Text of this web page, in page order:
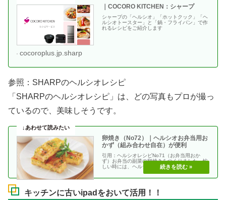
｜COCORO KITCHEN：シャープ
シャープの「ヘルシオ」「ホットクック」「ヘ
ルシオトースター」と「鍋・フライパン」で作
れるレシピをご紹介します
cocoroplus.jp.sharp
参照：SHARPのヘルシオレシピ
「SHARPのヘルシオレシピ」は、どの写真もプロが撮っ
ているので、美味しそうです。
卵焼き（No72）｜ヘルシオお弁当用お
かず（組み合わせ自在）が便利
引用：ヘルシオレシピNo71（お弁当用おか
ず）お弁当の副菜の卵焼きをつくりました。忙
しい時には、ヘルシオがとっても強い味方！！
小さな耐熱容器・・
キッチンに古いipadをおいて活用！！